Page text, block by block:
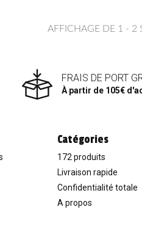
AFFICHAGE DE 1 - 2
FRAIS DE PORT
À partir de 105€
Catégories
172 produits
Livraison rapide
Confidentialité totale
A propos